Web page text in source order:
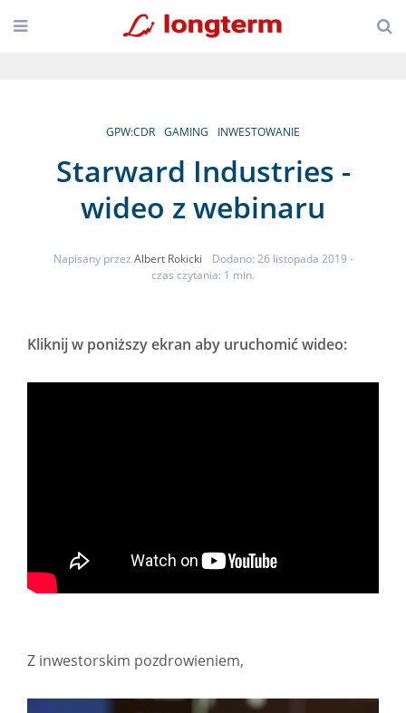
GPW:CDR GAMING INWESTOWANIE
Starward Industries -
wideo z webinaru
Napisany przez Albert Rokicki Dodano: 26 listopada 2019 -
czas czytania: 1 min.
Kliknij w poniższy ekran aby uruchomić wideo:
Z inwestorskim pozdrowieniem,